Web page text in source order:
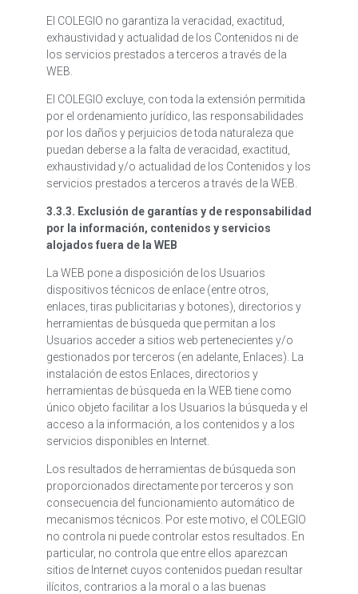
El COLEGIO no garantiza la veracidad, exactitud,
exhaustividad y actualidad de los Contenidos ni de
los servicios prestados a terceros a través de la
WEB.
El COLEGIO excluye, con toda la extensión permitida
por el ordenamiento jurídico, las responsabilidades
por los daños y perjuicios de toda naturaleza que
puedan deberse a la falta de veracidad, exactitud,
exhaustividad y/o actualidad de los Contenidos y los
servicios prestados a terceros a través de la WEB.
3.3.3. Exclusión de garantías y de responsabilidad
por la información, contenidos y servicios
alojados fuera de la WEB
La WEB pone a disposición de los Usuarios
dispositivos técnicos de enlace (entre otros,
enlaces, tiras publicitarias y botones), directorios y
herramientas de búsqueda que permitan a los
Usuarios acceder a sitios web pertenecientes y/o
gestionados por terceros (en adelante, Enlaces). La
instalación de estos Enlaces, directorios y
herramientas de búsqueda en la WEB tiene como
único objeto facilitar a los Usuarios la búsqueda y el
acceso a la información, a los contenidos y a los
servicios disponibles en Internet.
Los resultados de herramientas de búsqueda son
proporcionados directamente por terceros y son
consecuencia del funcionamiento automático de
mecanismos técnicos. Por este motivo, el COLEGIO
no controla ni puede controlar estos resultados. En
particular, no controla que entre ellos aparezcan
sitios de Internet cuyos contenidos puedan resultar
ilícitos, contrarios a la moral o a las buenas